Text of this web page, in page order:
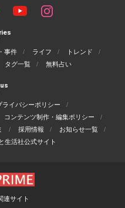
事件 ライフ
トレンド
タグ一覧 無料占い
ライバシーポリシー
コンテンツ制作・編集ポリシー
採用情報
お知らせ一覧
生活社公式サイト
連サイト